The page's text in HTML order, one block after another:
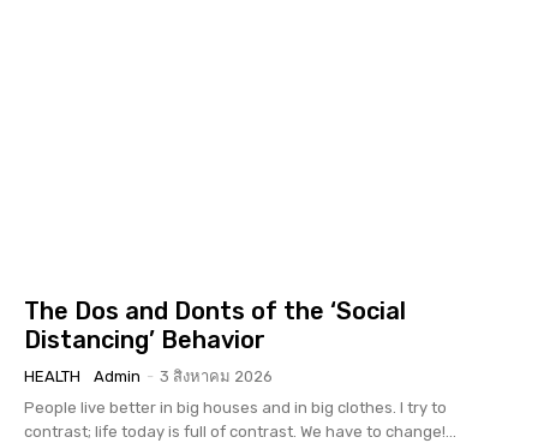
The Dos and Donts of the ‘Social
Distancing’ Behavior
HEALTH Admin - 3 สิงหาคม 2026
People live better in big houses and in big clothes. I try to
contrast; life today is full of contrast. We have to change!...